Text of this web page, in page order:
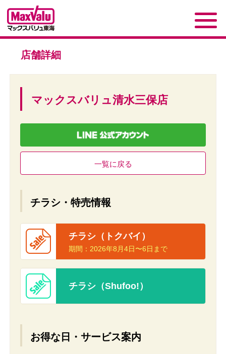
店舗詳細
マックスバリュ清水三保店
一覧に戻る
チラシ・特売情報
チラシ（トクバイ）
期間： 2026年8月4日〜6日まで
チラシ（Shufoo!）
お得な日・サービス案内